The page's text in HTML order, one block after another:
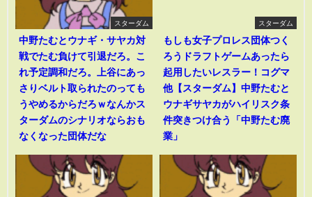
スターダム
中野たむとウナギ・サヤカ対
戦でたむ負けて引退だろ。こ
れ予定調和だろ。上谷にあっ
さりベルト取られたのっても
うやめるからだろｗなんかス
ターダムのシナリオならおも
なくなった団体だな
スターダム
もしも女子プロレス団体つく
ろうドラフトゲームあったら
起用したいレスラー！コグマ
他【スターダム】中野たむと
ウナギサヤカがハイリスク条
件突きつけ合う「中野たむ廃
業」